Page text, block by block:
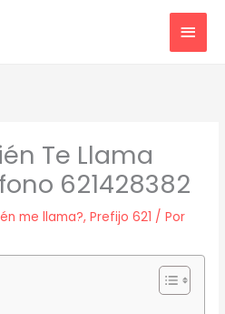
Te Llama
621428382
me llama?,Prefijo 621 / Por